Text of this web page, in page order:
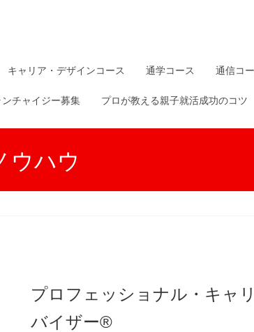
キャリア・デザインコース 通学コース 通信コ
ンチャイジー募集 プロが教える親子就活成功のコツ
ウハウ
プロフェッショナル・キャ
バイザー®